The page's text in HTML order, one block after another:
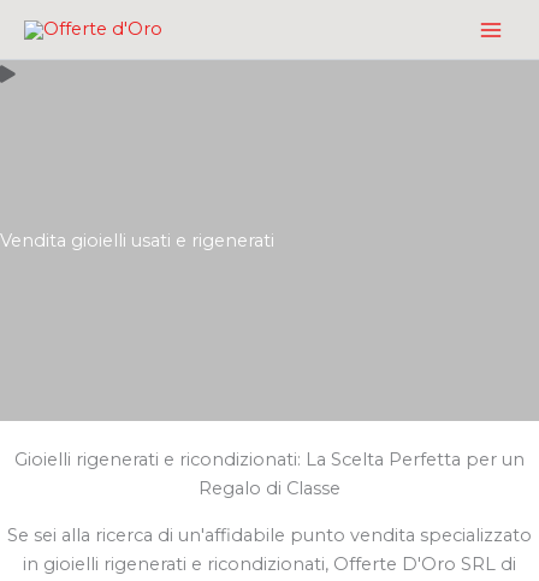
contenuto
Vendita gioielli usati e rigenerati
Gioielli rigenerati e ricondizionati: La Scelta Perfetta per un
Regalo di Classe
Se sei alla ricerca di un'affidabile punto vendita specializzato
in gioielli rigenerati e ricondizionati, Offerte D'Oro SRL di